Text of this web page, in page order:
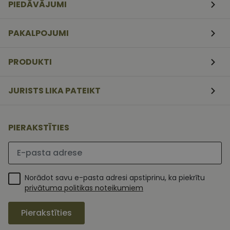
PIEDĀVĀJUMI
PAKALPOJUMI
PRODUKTI
JURISTS LIKA PATEIKT
PIERAKSTĪTIES
Lūdzu ievadiet e-pasta adresi
Norādot savu e-pasta adresi apstiprinu, ka piekrītu
privātuma politikas noteikumiem
Pierakstīties
izmanto
ir
MR